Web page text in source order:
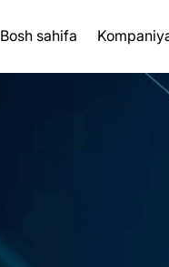
Bosh sahifa